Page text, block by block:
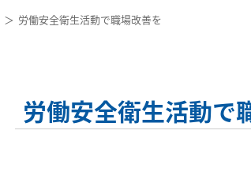
労働安全衛生活動で職場改善を
労働安全衛生活動で